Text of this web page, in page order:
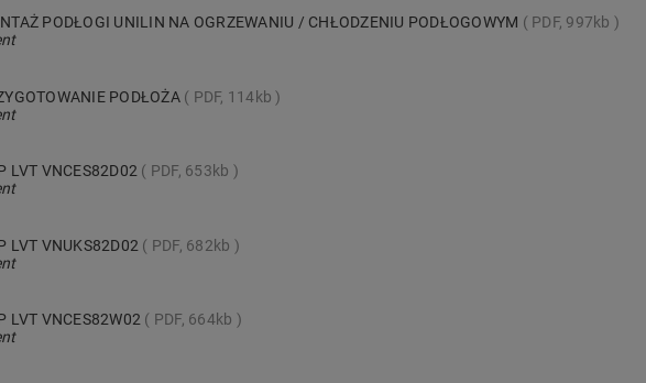
PODŁOGI UNILIN NA OGRZEWANIU / CHŁODZENIU PODŁOGOWYM PDF, 997kb
PODŁOŻA PDF, 114kb
LVT VNCES82D02 PDF, 653kb
LVT VNUKS82D02 PDF, 682kb
LVT VNCES82W02 PDF, 664kb